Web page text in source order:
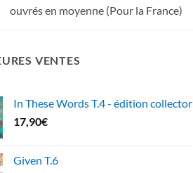
ouvrés en moyenne (Pour la France)
VENTES
In These Words T.4 - édition collector
17,90€
Given T.6